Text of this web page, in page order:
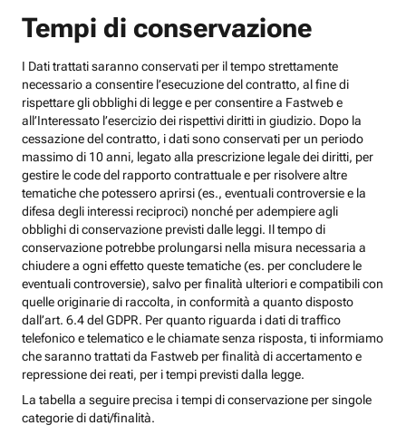
Tempi di conservazione
I Dati trattati saranno conservati per il tempo strettamente
necessario a consentire l’esecuzione del contratto, al fine di
rispettare gli obblighi di legge e per consentire a Fastweb e
all’Interessato l’esercizio dei rispettivi diritti in giudizio. Dopo la
cessazione del contratto, i dati sono conservati per un periodo
massimo di 10 anni, legato alla prescrizione legale dei diritti, per
gestire le code del rapporto contrattuale e per risolvere altre
tematiche che potessero aprirsi (es., eventuali controversie e la
difesa degli interessi reciproci) nonché per adempiere agli
obblighi di conservazione previsti dalle leggi. Il tempo di
conservazione potrebbe prolungarsi nella misura necessaria a
chiudere a ogni effetto queste tematiche (es. per concludere le
eventuali controversie), salvo per finalità ulteriori e compatibili con
quelle originarie di raccolta, in conformità a quanto disposto
dall’art. 6.4 del GDPR. Per quanto riguarda i dati di traffico
telefonico e telematico e le chiamate senza risposta, ti informiamo
che saranno trattati da Fastweb per finalità di accertamento e
repressione dei reati, per i tempi previsti dalla legge.
La tabella a seguire precisa i tempi di conservazione per singole
categorie di dati/finalità.